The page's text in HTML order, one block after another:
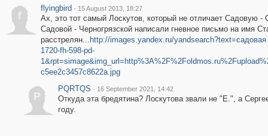
f
flyingbird · 15 August 2013, 18:27
Ах, это тот самый Лоскутов, который не отличает Садовую
Садовой - Черногрязской написали гневное письмо на имя
расстрелян... http://images.yandex.ru/
1720-fh-598-pd-
c5ee2c3457c8622a.jpg
P
PQRTQS · 16 September 2021, 14:42
Откуда эта бредятина? Лоскутова звали не "Е.", а
году.